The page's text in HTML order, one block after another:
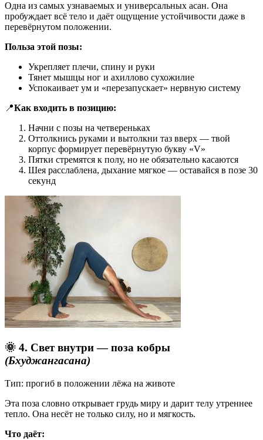
Одна из самых узнаваемых и универсальных асан. Она
пробуждает всё тело и даёт ощущение устойчивости даже в
перевёрнутом положении.
Польза этой позы:
Укрепляет плечи, спину и руки
Тянет мышцы ног и ахиллово сухожилие
Успокаивает ум и «перезапускает» нервную систему
📍Как входить в позицию:
Начни с позы на четвереньках
Оттолкнись руками и вытолкни таз вверх — твой
корпус формирует перевёрнутую букву «V»
Пятки стремятся к полу, но не обязательно касаются
Шея расслаблена, дыхание мягкое — оставайся в позе 30
секунд
🌞 4. Свет внутри — поза кобры
(Бхуджангасана)
Тип: прогиб в положении лёжа на животе
Эта поза словно открывает грудь миру и дарит телу утреннее
тепло. Она несёт не только силу, но и мягкость.
Что даёт: